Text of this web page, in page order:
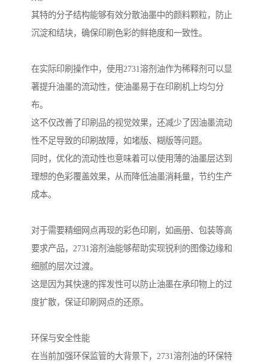
其特的分子结构能够有效分散油墨中的颜料颗粒，防止
沉淀和结块，确保印刷色彩的鲜艳度和一致性。
在实际印刷操作中，使用2731溶剂油作为稀释剂可以显
著提升油墨的流动性，使油墨易于在印刷机上均匀分
布。
这不仅改善了印刷品的视觉效果，还减少了因油墨流动
性不足导致的印刷故障，如堵版、糊版等问题。
同时，优化的流动性也意味着可以使用薄的油墨层达到
理想的色彩覆盖效果，从而降低油墨消耗量，节约生产
成本。
对于需要精细网点再现的彩色印刷，如画册、包装等高
要求产品，2731溶剂油能够帮助实现锐利的图像边缘和
细腻的层次过渡。
这是因为其快速的挥发性可以防止油墨在承印物上的过
度扩散，保证印刷网点的还原。
环保与安全性能
在当前加强环保监管的大背景下，2731溶剂油的环保特